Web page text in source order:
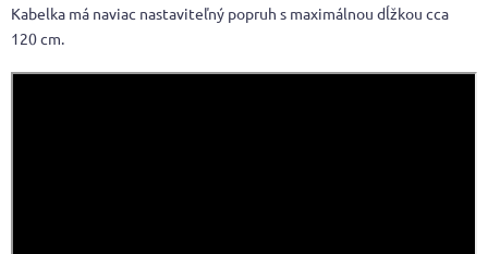
Kabelka má naviac nastaviteľný popruh s maximálnou dĺžkou cca
120 cm.